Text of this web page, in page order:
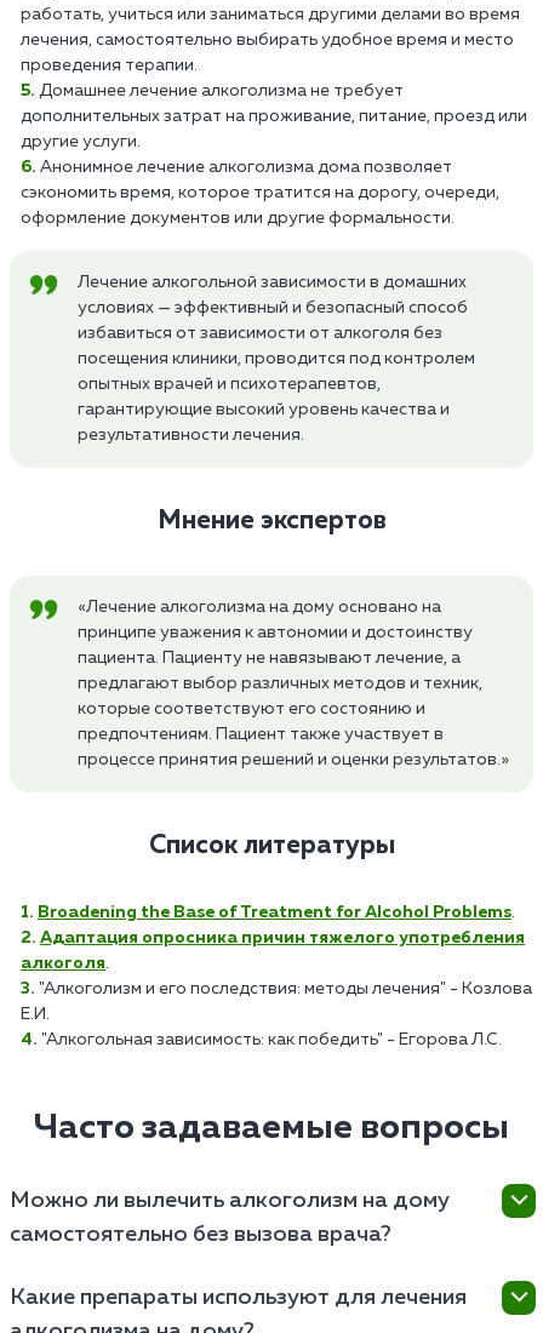
работать, учиться или заниматься другими делами во время
лечения, самостоятельно выбирать удобное время и место
проведения терапии.
Домашнее лечение алкоголизма не требует
дополнительных затрат на проживание, питание, проезд или
другие услуги.
Анонимное лечение алкоголизма дома позволяет
сэкономить время, которое тратится на дорогу, очереди,
оформление документов или другие формальности.
Лечение алкогольной зависимости в домашних
условиях — эффективный и безопасный способ
избавиться от зависимости от алкоголя без
посещения клиники, проводится под контролем
опытных врачей и психотерапевтов,
гарантирующие высокий уровень качества и
результативности лечения.
Мнение экспертов
«Лечение алкоголизма на дому основано на
принципе уважения к автономии и достоинству
пациента. Пациенту не навязывают лечение, а
предлагают выбор различных методов и техник,
которые соответствуют его состоянию и
предпочтениям. Пациент также участвует в
процессе принятия решений и оценки результатов.»
Список литературы
Broadening the Base of Treatment for Alcohol Problems.
Адаптация опросника причин тяжелого употребления
алкоголя.
"Алкоголизм и его последствия: методы лечения" - Козлова
Е.И.
"Алкогольная зависимость: как победить" - Егорова Л.С.
Часто задаваемые вопросы
Можно ли вылечить алкоголизм на дому
самостоятельно без вызова врача?
самостоятельно крайне сложно и опасно, так как
Какие препараты используют для лечения